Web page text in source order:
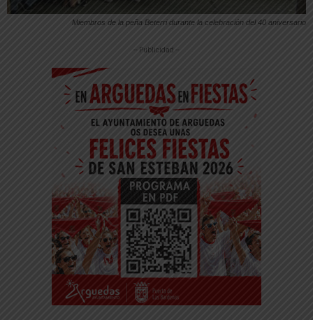
Miembros de la peña Beterri durante la celebración del 40 aniversario
-- Publicidad --